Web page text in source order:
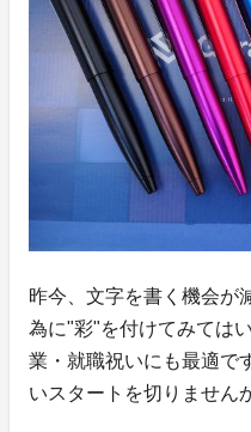
昨今、文字を書く機会が
為に"彩"を付けてみては
業・就職祝いにも最適で
いスタートを切りません